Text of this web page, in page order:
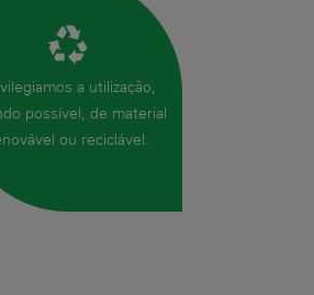
a utilização,
possível, de material
ou reciclável.